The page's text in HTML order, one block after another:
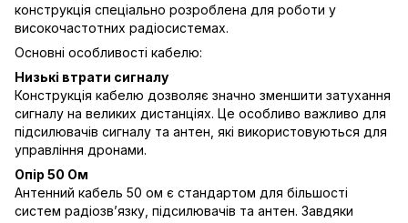
конструкція спеціально розроблена для роботи у
високочастотних радіосистемах.
Основні особливості кабелю:
Низькі втрати сигналу
Конструкція кабелю дозволяє значно зменшити затухання
сигналу на великих дистанціях. Це особливо важливо для
підсилювачів сигналу та антен, які використовуються для
управління дронами.
Опір 50 Ом
Антенний кабель 50 ом є стандартом для більшості
систем радіозв’язку, підсилювачів та антен. Завдяки